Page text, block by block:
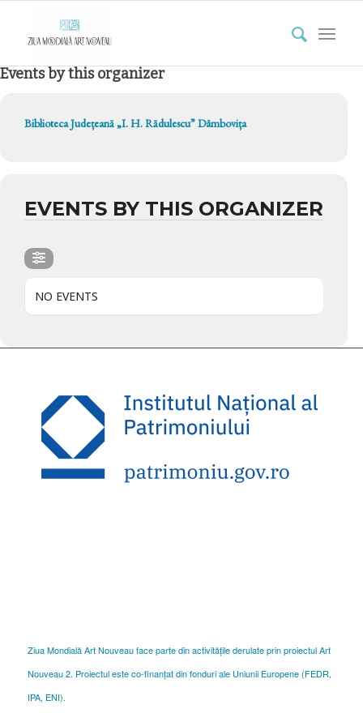
Events by this organizer
Biblioteca Județeană „I. H. Rădulescu” Dâmbovița
EVENTS BY THIS ORGANIZER
NO EVENTS
Ziua Mondială Art Nouveau face parte din activitățile derulate prin proiectul Art
Nouveau 2. Proiectul este co-finanțat din fonduri ale Uniunii Europene (FEDR,
IPA, ENI).